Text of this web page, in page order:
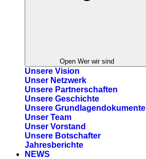
Open Wer wir sind
Unsere Vision
Unser Netzwerk
Unsere Partnerschaften
Unsere Geschichte
Unsere Grundlagendokumente
Unser Team
Unser Vorstand
Unsere Botschafter
Jahresberichte
NEWS